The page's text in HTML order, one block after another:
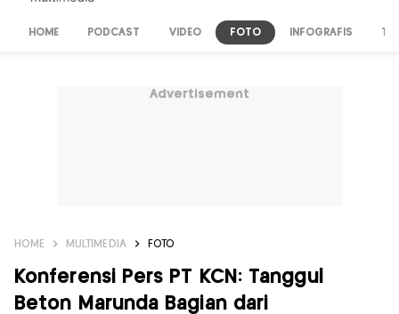
HOME PODCAST VIDEO FOTO INFOGRAFIS TV
Advertisement
HOME MULTIMEDIA FOTO
Konferensi Pers PT KCN: Tanggul
Beton Marunda Bagian dari